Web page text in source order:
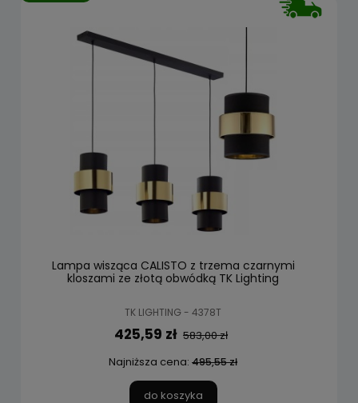
Lampa wisząca CALISTO z trzema czarnymi
kloszami ze złotą obwódką TK Lighting
TK LIGHTING - 4378T
425,59 zł 583,00 zł
Najniższa cena: 495,55 zł
do koszyka